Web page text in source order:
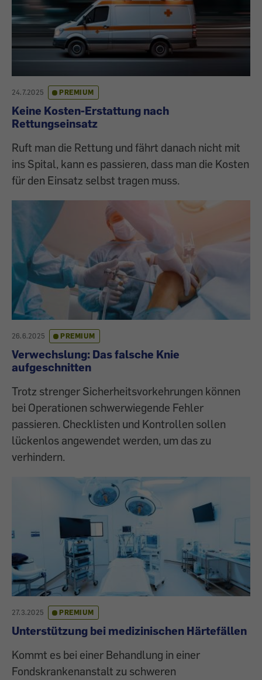
24.7.2025 PREMIUM
Keine Kosten-Erstattung nach
Rettungseinsatz
Ruft man die Rettung und fährt danach nicht mit
ins Spital, kann es passieren, dass man die Kosten
für den Einsatz selbst tragen muss.
26.6.2025 PREMIUM
Verwechslung: Das falsche Knie
aufgeschnitten
Trotz strenger Sicherheitsvorkehrungen können
bei Operationen schwerwiegende Fehler
passieren. Checklisten und Kontrollen sollen
lückenlos angewendet werden, um das zu
verhindern.
27.3.2025 PREMIUM
Unterstützung bei medizinischen Härtefällen
Kommt es bei einer Behandlung in einer
Fondskrankenanstalt zu schweren